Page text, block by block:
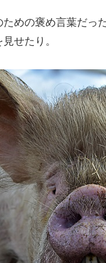
めの褒め言葉だっ
せたり。